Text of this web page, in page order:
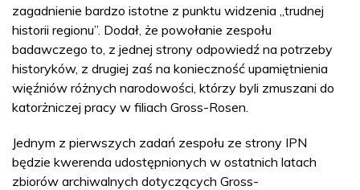
zagadnienie bardzo istotne z punktu widzenia „trudnej
historii regionu”. Dodał, że powołanie zespołu
badawczego to, z jednej strony odpowiedź na potrzeby
historyków, z drugiej zaś na konieczność upamiętnienia
więźniów różnych narodowości, którzy byli zmuszani do
katorżniczej pracy w filiach Gross-Rosen.
Jednym z pierwszych zadań zespołu ze strony IPN
będzie kwerenda udostępnionych w ostatnich latach
zbiorów archiwalnych dotyczących Gross-